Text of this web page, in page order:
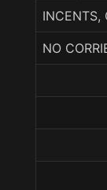
INCENTS,
NO